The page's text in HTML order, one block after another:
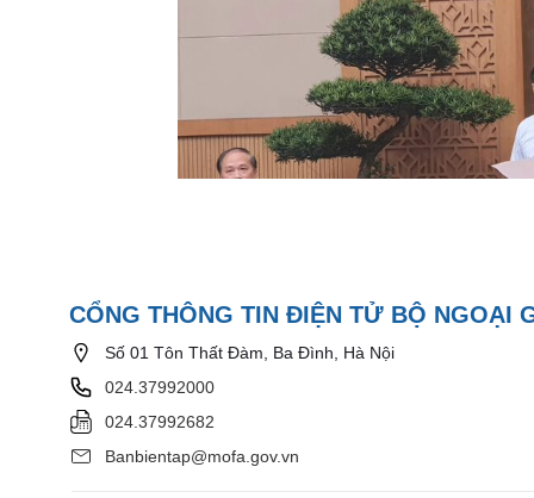
CỔNG THÔNG TIN ĐIỆN TỬ BỘ NGOẠI
Số 01 Tôn Thất Đàm, Ba Đình, Hà Nội
024.37992000
024.37992682
Banbientap@mofa.gov.vn